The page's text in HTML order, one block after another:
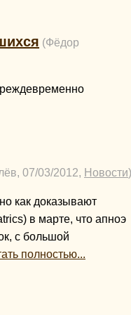
(Фёдор
07/03/2012, Новости)
как доказывают
в марте, что апноэ
с большой
полностью...